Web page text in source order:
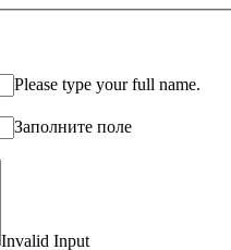
Please type your full name.
Заполните поле
Invalid Input